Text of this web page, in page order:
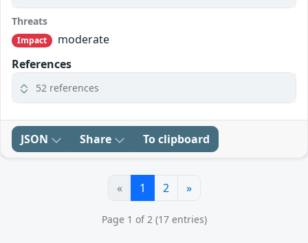
Threats
Impact
moderate
References
52 references
JSON Share To clipboard
« 1 2 »
Page 1 of 2 (17 entries)